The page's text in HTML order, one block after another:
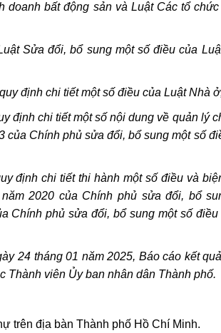
bất động sản và Luật Các tổ
Sửa đổi, bổ sung một số điều của
định chi tiết một số điều của Luật Nhà
định chi tiết một số nội dung về quản lý
của Chính phủ sửa đổi, bổ sung một số
định chi tiết thi hành một số điều và
2020 của Chính phủ sửa đổi, bổ
Chính phủ sửa đổi, bổ sung một số
24 tháng 01 năm 2025, Báo cáo kết
Thành viên Ủy ban nhân dân Thành phố.
trên địa bàn Thành phố Hồ Chí Minh.